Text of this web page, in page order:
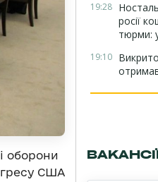
оборони
США
19:28
росії
тюрми:
19:10